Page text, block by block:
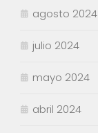
agosto 2024
julio 2024
mayo 2024
abril 2024